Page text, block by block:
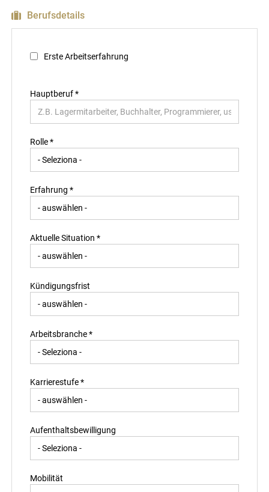
Berufsdetails
Erste Arbeitserfahrung
Hauptberuf*
Rolle *
Erfahrung *
Aktuelle Situation *
Kündigungsfrist
Arbeitsbranche *
Karrierestufe *
Aufenthaltsbewilligung
Mobilität